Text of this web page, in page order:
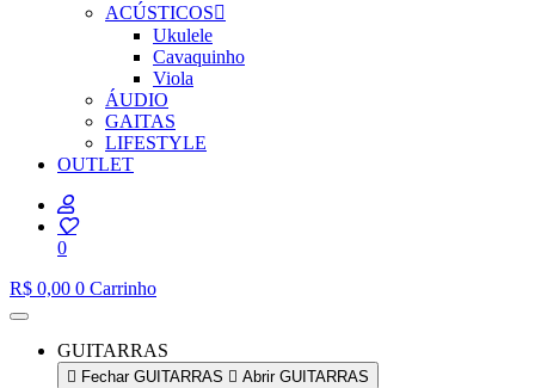
ACÚSTICOS
Ukulele
Cavaquinho
Viola
ÁUDIO
GAITAS
LIFESTYLE
OUTLET
0
R$ 0,00 0 Carrinho
GUITARRAS
Fechar GUITARRAS Abrir GUITARRAS